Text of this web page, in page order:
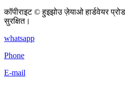
कॉपीराइट © हुइझोउ ज़ेयाओ हार्डवेयर
सुरक्षित।
whatsapp
Phone
E-mail